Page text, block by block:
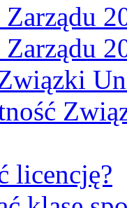
Zarządu
Zarządu
licencję?